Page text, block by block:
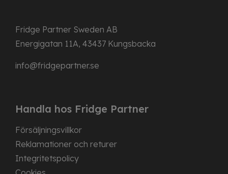
Fridge Partner Sweden AB
Energigatan 11A, 43437 Kungsbacka
info@fridgepartner.se
Handla hos Fridge Partner
Försäljningsvillkor
Reklamationer och returer
Integritetspolicy